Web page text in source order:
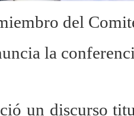
del
la
un discurso